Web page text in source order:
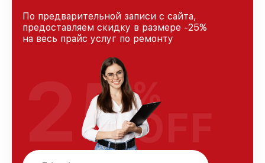
По предварительной записи с сайта,
предоставляем скидку в размере -25%
на весь прайс услуг по ремонту
25%
OFF